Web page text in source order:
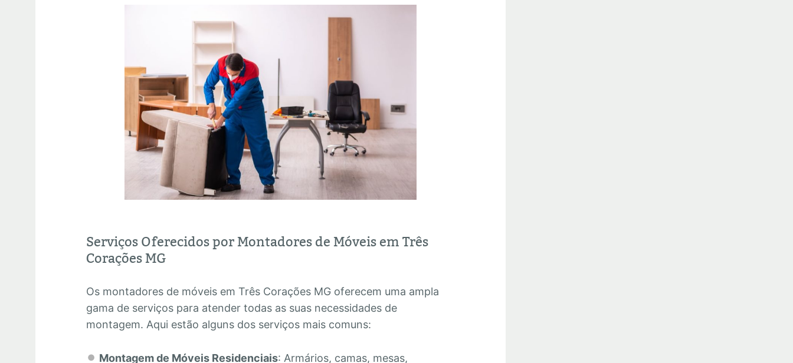
Serviços Oferecidos por Montadores de Móveis em Três
Corações MG
Os montadores de móveis em Três Corações MG oferecem uma ampla
gama de serviços para atender todas as suas necessidades de
montagem. Aqui estão alguns dos serviços mais comuns:
Montagem de Móveis Residenciais: Armários, camas, mesas,